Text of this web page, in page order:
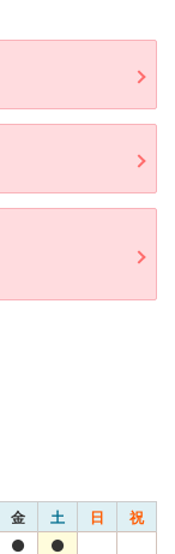
金 土 日 祝